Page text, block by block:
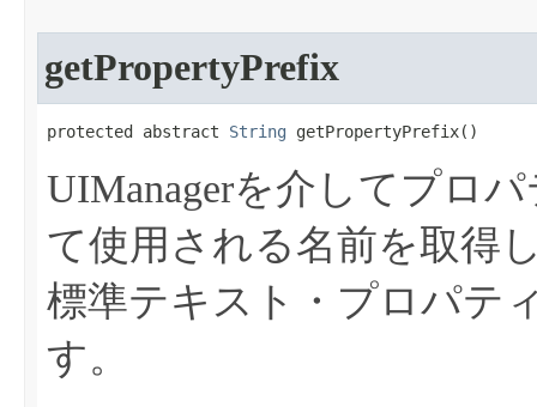
getPropertyPrefix
protected abstract String getPropertyPrefix​()
UIManagerを介してプロ
て使用される名前を取得
標準テキスト・プロパテ
す。